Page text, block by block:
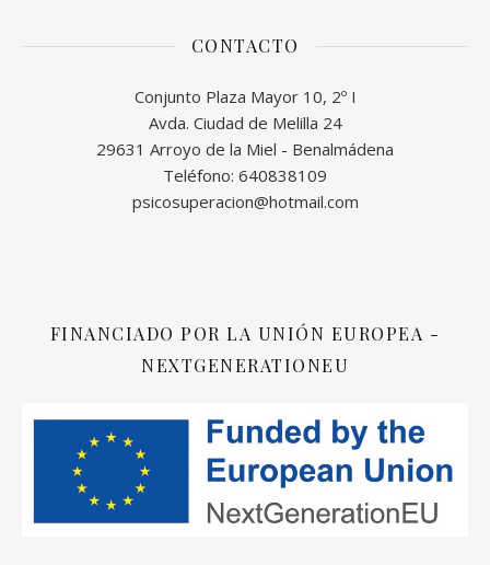
CONTACTO
Conjunto Plaza Mayor 10, 2º I
Avda. Ciudad de Melilla 24
29631 Arroyo de la Miel - Benalmádena
Teléfono: 640838109
psicosuperacion@hotmail.com
FINANCIADO POR LA UNIÓN EUROPEA -
NEXTGENERATIONEU